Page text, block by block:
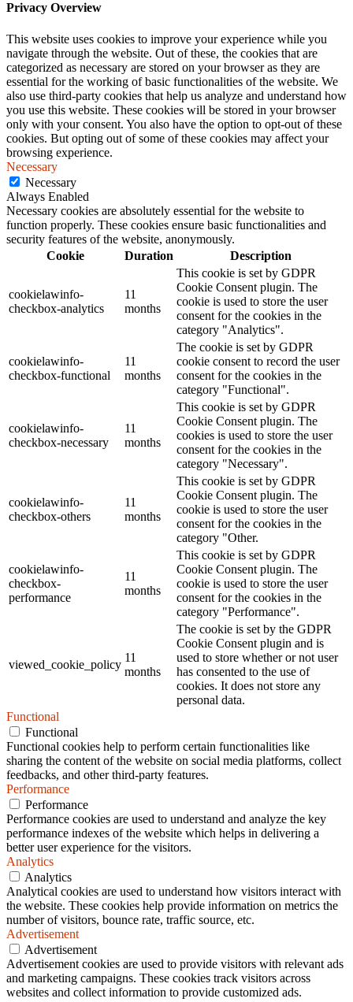
Privacy Overview
This website uses cookies to improve your experience while you
navigate through the website. Out of these, the cookies that are
categorized as necessary are stored on your browser as they are
essential for the working of basic functionalities of the website. We
also use third-party cookies that help us analyze and understand how
you use this website. These cookies will be stored in your browser
only with your consent. You also have the option to opt-out of these
cookies. But opting out of some of these cookies may affect your
browsing experience.
Necessary
Necessary
Always Enabled
Necessary cookies are absolutely essential for the website to
function properly. These cookies ensure basic functionalities and
security features of the website, anonymously.
Cookie
Duration Description
cookielawinfo-
checkbox-analytics
11
months
This cookie is set by GDPR
Cookie Consent plugin. The
cookie is used to store the user
consent for the cookies in the
category "Analytics".
cookielawinfo-
checkbox-functional
11
months
The cookie is set by GDPR
cookie consent to record the user
consent for the cookies in the
category "Functional".
cookielawinfo-
checkbox-necessary
11
months
This cookie is set by GDPR
Cookie Consent plugin. The
cookies is used to store the user
consent for the cookies in the
category "Necessary".
cookielawinfo-
checkbox-others
11
months
This cookie is set by GDPR
Cookie Consent plugin. The
cookie is used to store the user
consent for the cookies in the
category "Other.
cookielawinfo-
checkbox-
performance
11
months
This cookie is set by GDPR
Cookie Consent plugin. The
cookie is used to store the user
consent for the cookies in the
category "Performance".
viewed_cookie_policy
11
months
The cookie is set by the GDPR
Cookie Consent plugin and is
used to store whether or not user
has consented to the use of
cookies. It does not store any
personal data.
Functional
Functional
Functional cookies help to perform certain functionalities like
sharing the content of the website on social media platforms, collect
feedbacks, and other third-party features.
Performance
Performance
Performance cookies are used to understand and analyze the key
performance indexes of the website which helps in delivering a
better user experience for the visitors.
Analytics
Analytics
Analytical cookies are used to understand how visitors interact with
the website. These cookies help provide information on metrics the
number of visitors, bounce rate, traffic source, etc.
Advertisement
Advertisement
Advertisement cookies are used to provide visitors with relevant ads
and marketing campaigns. These cookies track visitors across
websites and collect information to provide customized ads.